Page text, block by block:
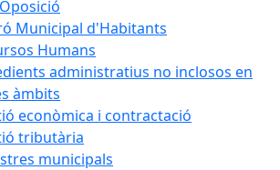
Oposició
Municipal d'Habitants
Humans
administratius no inclosos en
àmbits
econòmica i contractació
tributària
municipals